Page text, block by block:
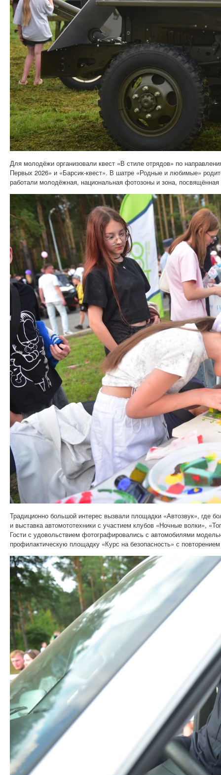
Для молодёжи организовали квест «В стиле отрядов» по
Первых 2026» и «Барсик-квест». В шатре «Родные и любимые»
работали молодёжная, национальная фотозоны и зона,
Традиционно большой интерес вызвали площадки «Автозвук», где
и выставка автомототехники с участием клубов «Ночные волки»,
Гости с удовольствием фотографировались с автомобилями
профилактическую площадку «Курс на безопасность» с